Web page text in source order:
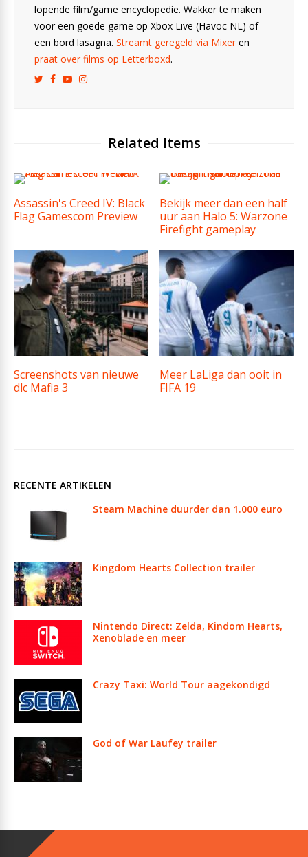
lopende film/game encyclopedie. Wakker te maken
voor een goede game op Xbox Live (Havoc NL) of
een bord lasagna. Streamt geregeld via Mixeren
praat over films op Letterboxd.
Related Items
Assassin's Creed IV: Black
Flag Gamescom Preview
Bekijk meer dan een half
uur aan Halo 5: Warzone
Firefight gameplay
Screenshots van nieuwe
dlc Mafia 3
Meer LaLiga dan ooit in
FIFA 19
RECENTE ARTIKELEN
Steam Machine duurder dan 1.000 euro
Kingdom Hearts Collection trailer
Nintendo Direct: Zelda, Kindom Hearts,
Xenoblade en meer
Crazy Taxi: World Tour aagekondigd
God of War Laufey trailer